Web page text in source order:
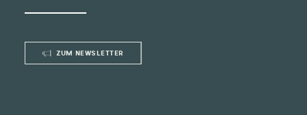
ZUM NEWSLETTER